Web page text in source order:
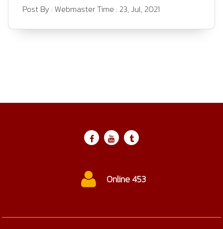
Post By : WebmasterTime : 23, Jul, 2021
Online 453